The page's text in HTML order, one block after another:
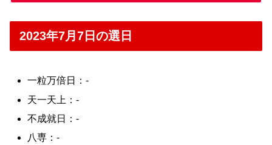
2023年7月7日の選日
一粒万倍日：-
天一天上：-
不成就日：-
八専：-